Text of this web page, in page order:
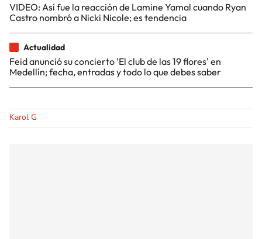
VIDEO: Así fue la reacción de Lamine Yamal cuando Ryan
Castro nombró a Nicki Nicole; es tendencia
Actualidad
Feid anunció su concierto 'El club de las 19 flores' en
Medellín; fecha, entradas y todo lo que debes saber
Karol G